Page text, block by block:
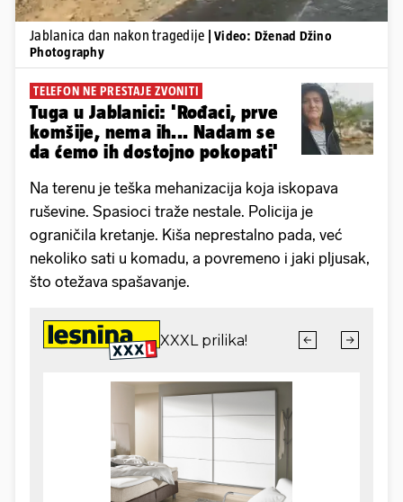
Jablanica dan nakon tragedije
| Video: Dženad Džino
Photography
TELEFON NE PRESTAJE ZVONITI
Tuga u Jablanici: 'Rođaci, prve
komšije, nema ih... Nadam se
da ćemo ih dostojno pokopati'
Na terenu je teška mehanizacija koja iskopava
ruševine. Spasioci traže nestale. Policija je
ograničila kretanje. Kiša neprestalno pada, već
nekoliko sati u komadu, a povremeno i jaki pljusak,
što otežava spašavanje.